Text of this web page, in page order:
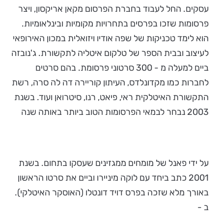
עסקים. החל לעבוד בחברת הפרסום מקאן אריקסון, ויצר
פרסומות שזכו בפרסים בתחרויות מקומיות ובינלאומיות.
הוא לימד טכניקות של שפה אודיו ויזואלית במכון האירופאי
לעיצוב ובבית הספר של טלקום איטליה לתקשורת. ג'נובזה
ביים למעלה מ - 300 סרטוני פרסומת. בהם סרטים
לחברות כמו מקדונלדס, העיתון קוריירה דה לה סרה, רשת
התקשורת האיטלקית ראי, פיאט, רנו, סיטרואן ועוד. בשנת
2003 נבחר לבמאי הפרסומות הטוב ביותר באותה שנה
על ידי פאנל של מומחים ממגזינים שעסקו בתחום. בשנת
2001 כתב ביחד עם לוקה מיניירו וביים את סרטו הראשון
באורך מלא שזכה בפרס דויד דונטלו (האוסקר האיטלקי).
ב -